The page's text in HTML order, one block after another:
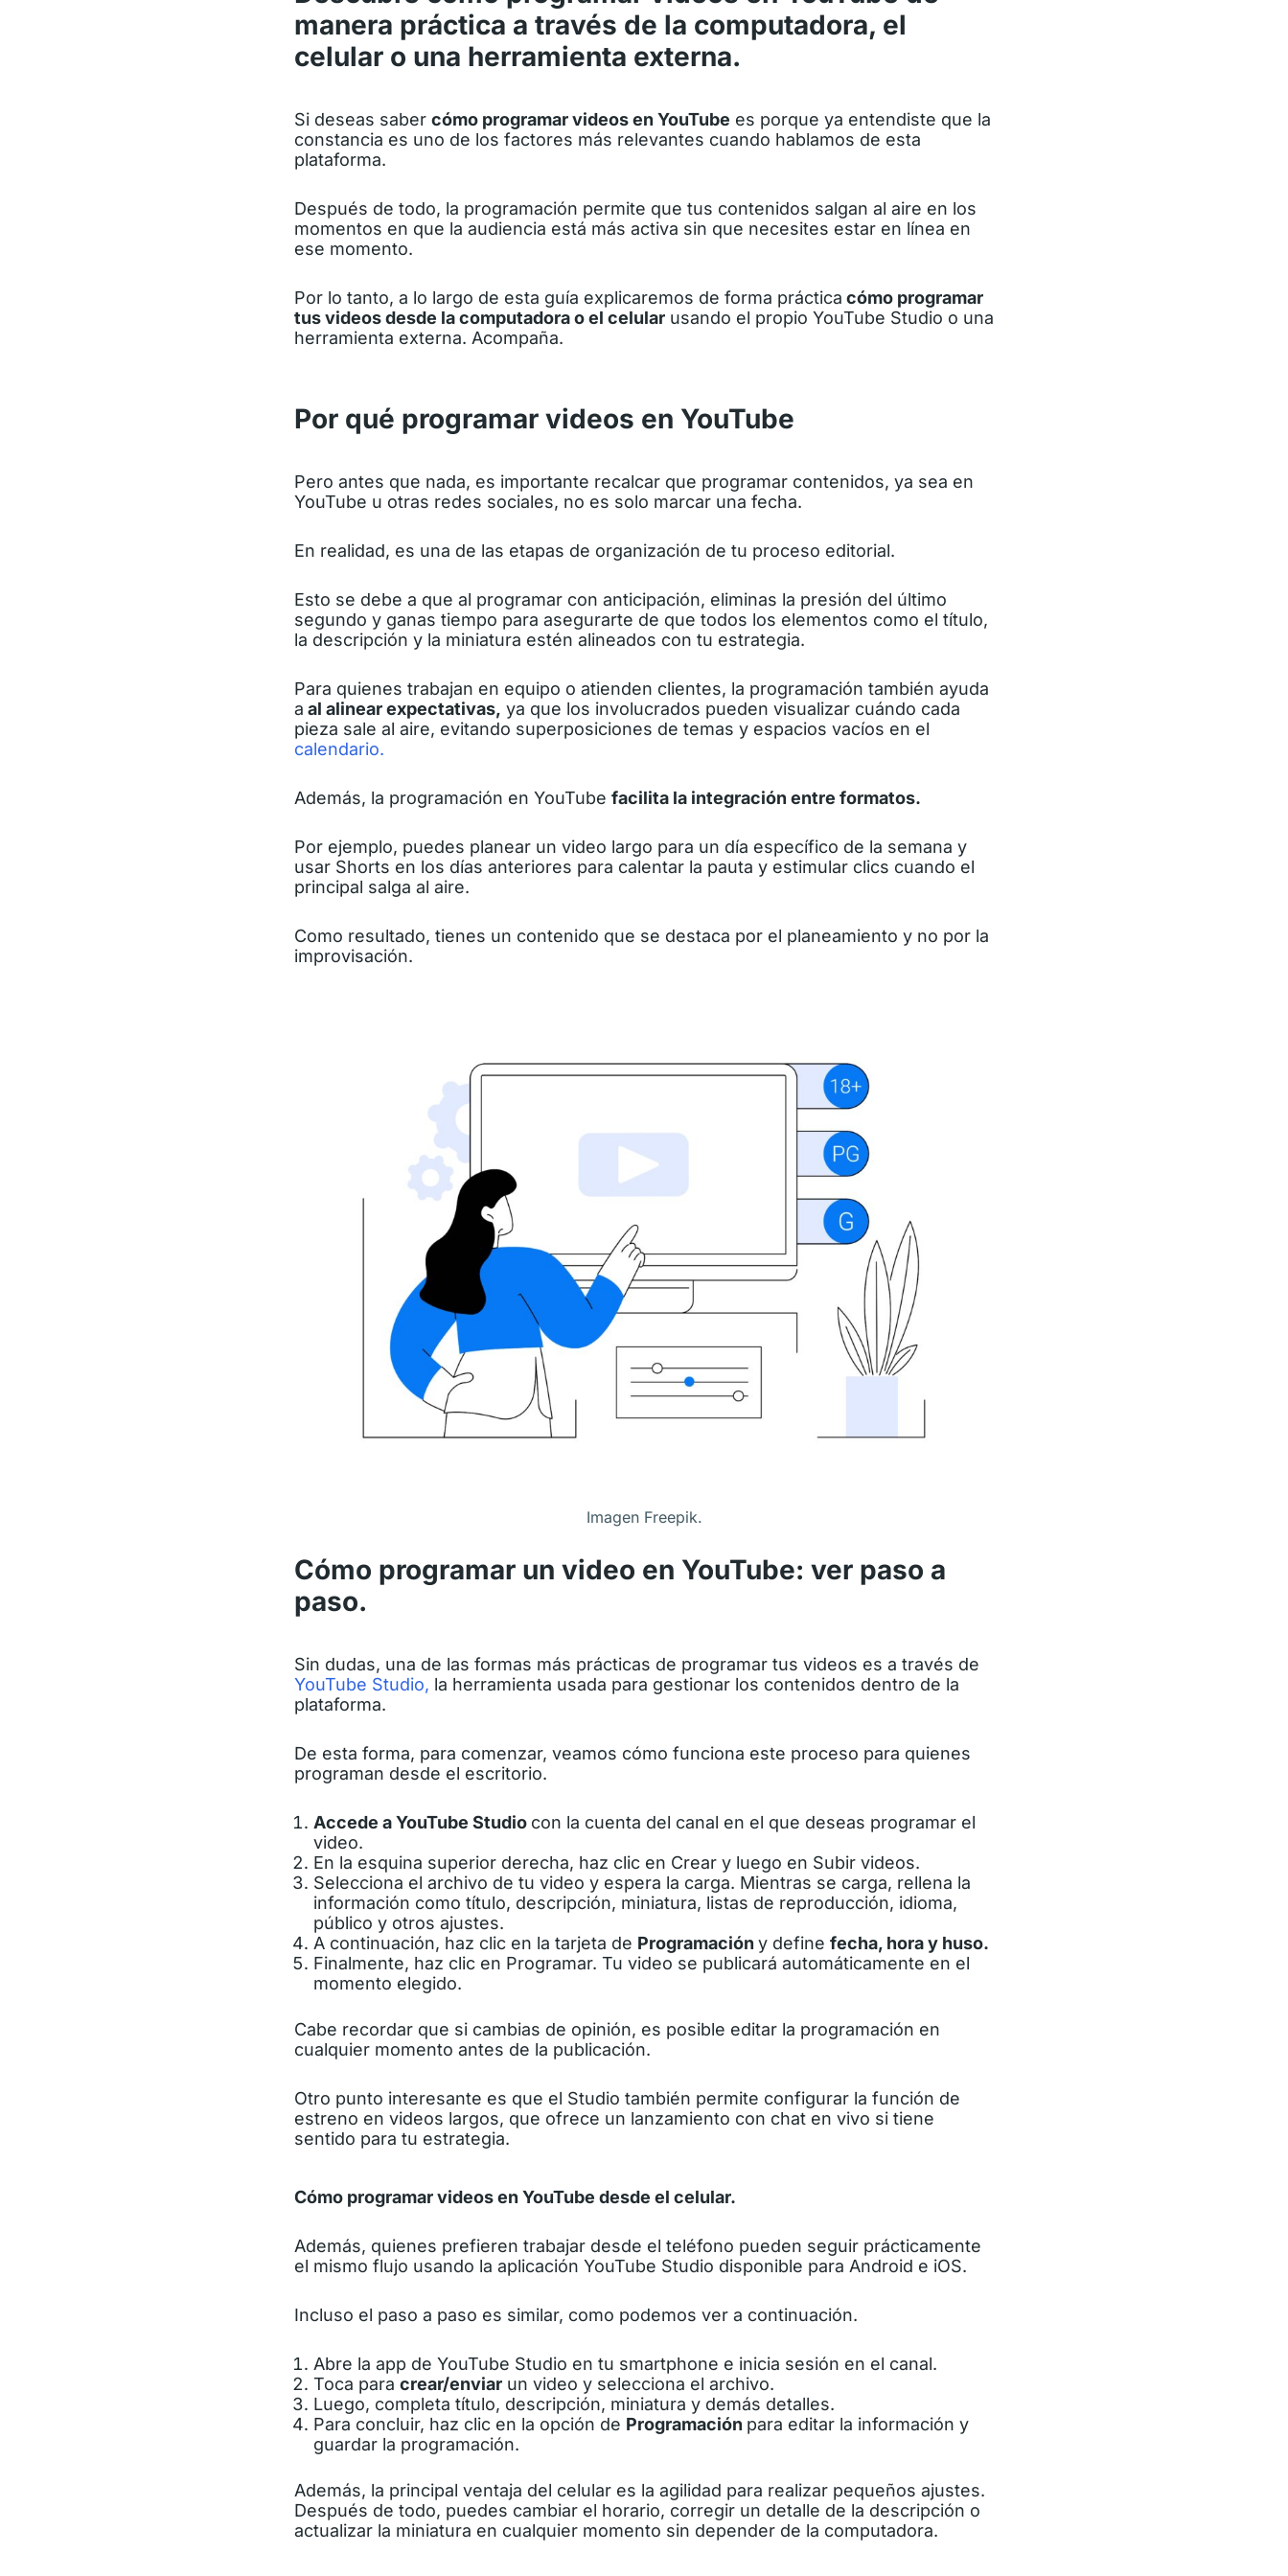
manera práctica a través de la computadora, el
celular o una herramienta externa.
Si deseas saber cómo programar videos en YouTube es porque ya entendiste que la
constancia es uno de los factores más relevantes cuando hablamos de esta
plataforma.
Después de todo, la programación permite que tus contenidos salgan al aire en los
momentos en que la audiencia está más activa sin que necesites estar en línea en
ese momento.
Por lo tanto, a lo largo de esta guía explicaremos de forma práctica cómo programar
tus videos desde la computadora o el celular usando el propio YouTube Studio o una
herramienta externa. Acompaña.
Por qué programar videos en YouTube
Pero antes que nada, es importante recalcar que programar contenidos, ya sea en
YouTube u otras redes sociales, no es solo marcar una fecha.
En realidad, es una de las etapas de organización de tu proceso editorial.
Esto se debe a que al programar con anticipación, eliminas la presión del último
segundo y ganas tiempo para asegurarte de que todos los elementos como el título,
la descripción y la miniatura estén alineados con tu estrategia.
Para quienes trabajan en equipo o atienden clientes, la programación también ayuda
a al alinear expectativas, ya que los involucrados pueden visualizar cuándo cada
pieza sale al aire, evitando superposiciones de temas y espacios vacíos en el
calendario.
Además, la programación en YouTube facilita la integración entre formatos.
Por ejemplo, puedes planear un video largo para un día específico de la semana y
usar Shorts en los días anteriores para calentar la pauta y estimular clics cuando el
principal salga al aire.
Como resultado, tienes un contenido que se destaca por el planeamiento y no por la
improvisación.
Imagen Freepik.
Cómo programar un video en YouTube: ver paso a
paso.
Sin dudas, una de las formas más prácticas de programar tus videos es a través de
YouTube Studio, la herramienta usada para gestionar los contenidos dentro de la
plataforma.
De esta forma, para comenzar, veamos cómo funciona este proceso para quienes
programan desde el escritorio.
Accede a YouTube Studio con la cuenta del canal en el que deseas programar el
video.
En la esquina superior derecha, haz clic en Crear y luego en Subir videos.
Selecciona el archivo de tu video y espera la carga. Mientras se carga, rellena la
información como título, descripción, miniatura, listas de reproducción, idioma,
público y otros ajustes.
A continuación, haz clic en la tarjeta de Programación y define fecha, hora y huso.
Finalmente, haz clic en Programar. Tu video se publicará automáticamente en el
momento elegido.
Cabe recordar que si cambias de opinión, es posible editar la programación en
cualquier momento antes de la publicación.
Otro punto interesante es que el Studio también permite configurar la función de
estreno en videos largos, que ofrece un lanzamiento con chat en vivo si tiene
sentido para tu estrategia.
Cómo programar videos en YouTube desde el celular.
Además, quienes prefieren trabajar desde el teléfono pueden seguir prácticamente
el mismo flujo usando la aplicación YouTube Studio disponible para Android e iOS.
Incluso el paso a paso es similar, como podemos ver a continuación.
Abre la app de YouTube Studio en tu smartphone e inicia sesión en el canal.
Toca para crear/enviar un video y selecciona el archivo.
Luego, completa título, descripción, miniatura y demás detalles.
Para concluir, haz clic en la opción de Programación para editar la información y
guardar la programación.
Además, la principal ventaja del celular es la agilidad para realizar pequeños ajustes.
Después de todo, puedes cambiar el horario, corregir un detalle de la descripción o
actualizar la miniatura en cualquier momento sin depender de la computadora.